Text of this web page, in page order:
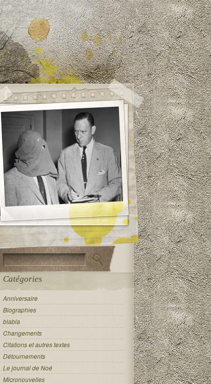
Catégories
Anniversaire
Biographies
blabla
Changements
Citations et autres textes
Détournements
Le journal de Noé
Micronouvelles